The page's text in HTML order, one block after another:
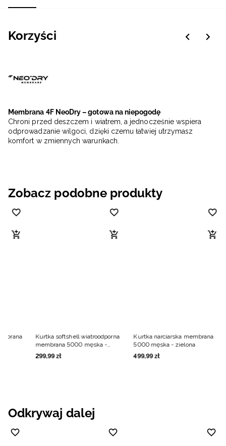
Korzyści
Membrana 4F NeoDry – gotowa na niepogodę
Chroni przed deszczem i wiatrem, a jednocześnie wspiera
odprowadzanie wilgoci, dzięki czemu łatwiej utrzymasz
komfort w zmiennych warunkach.
Zobacz podobne produkty
Kurtka softshell wiatroodporna
membrana 5000 męska -
zielona
299,99 zł
Kurtka narciarska membrana
5000 męska - zielona
499,99 zł
Odkrywaj dalej